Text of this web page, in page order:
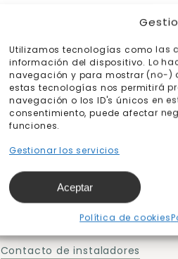
Utilizamos tecnologías como las
información del dispositivo. Lo
navegación y para mostrar (no-)
estas tecnologías nos permitirá
navegación o los ID's únicos en
consentimiento, puede afectar
funciones.
Gestionar los servicios
Aceptar
Política de cookies
¿Cómo podemos ayudarte?
Compra
Cómo comprar
Métodos de pago
Envíos y plazos
Contacto de instaladores